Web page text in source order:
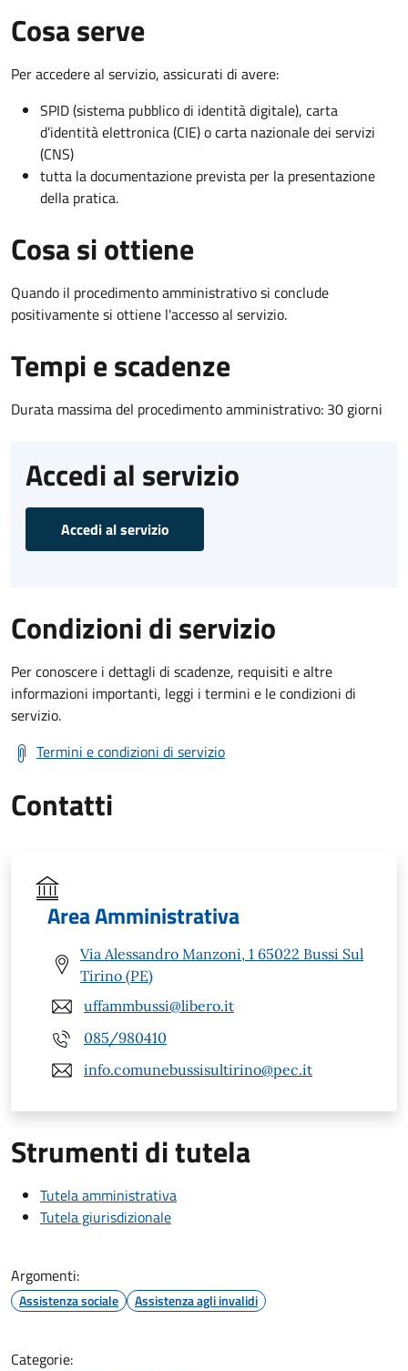
Cosa serve
Per accedere al servizio, assicurati di avere:
SPID (sistema pubblico di identità digitale), carta
d’identità elettronica (CIE) o carta nazionale dei servizi
(CNS)
tutta la documentazione prevista per la presentazione
della pratica.
Cosa si ottiene
Quando il procedimento amministrativo si conclude
positivamente si ottiene l'accesso al servizio.
Tempi e scadenze
Durata massima del procedimento amministrativo: 30 giorni
Accedi al servizio
Accedi al servizio
Condizioni di servizio
Per conoscere i dettagli di scadenze, requisiti e altre
informazioni importanti, leggi i termini e le condizioni di
servizio.
Termini e condizioni di servizio
Contatti
Area Amministrativa
Via Alessandro Manzoni, 1 65022 Bussi Sul
Tirino (PE)
uffammbussi@libero.it
085/980410
info.comunebussisultirino@pec.it
Strumenti di tutela
Tutela amministrativa
Tutela giurisdizionale
Argomenti:
Assistenza sociale Assistenza agli invalidi
Categorie: